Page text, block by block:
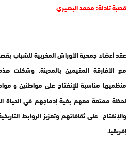
قصبة تادلة: محمد البصيري
عقد أعضاء جمعية الأوراش المغربية للشباب
مع الأفارقة المقيمين بالمدينة. وشكلت
منظميها مناسبة للإنفتاح على مواطنين و
لحظة ممتعة معهم بغية إدماجهم في الحياة
والإنفتاح على ثقافاتهم وتعزيز الروابط
إفريقيا.